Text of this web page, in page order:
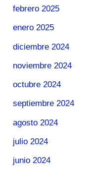
febrero 2025
enero 2025
diciembre 2024
noviembre 2024
octubre 2024
septiembre 2024
agosto 2024
julio 2024
junio 2024